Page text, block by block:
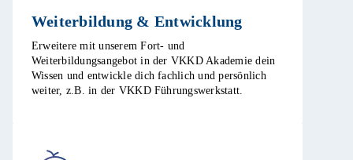
Weiterbildung & Entwicklung​
Erweitere mit unserem Fort- und
Weiterbildungsangebot in der VKKD Akademie dein
Wissen und entwickle dich fachlich und persönlich
weiter, z.B. in der VKKD Führungswerkstatt. ​